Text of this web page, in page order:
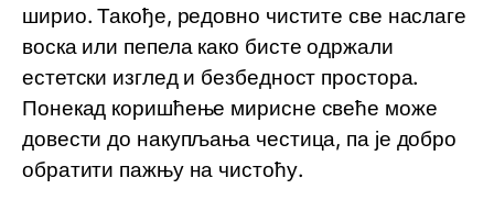
ширио. Такође, редовно чистите све наслаге
воска или пепела како бисте одржали
естетски изглед и безбедност простора.
Понекад коришћење мирисне свеће може
довести до накупљања честица, па је добро
обратити пажњу на чистоћу.